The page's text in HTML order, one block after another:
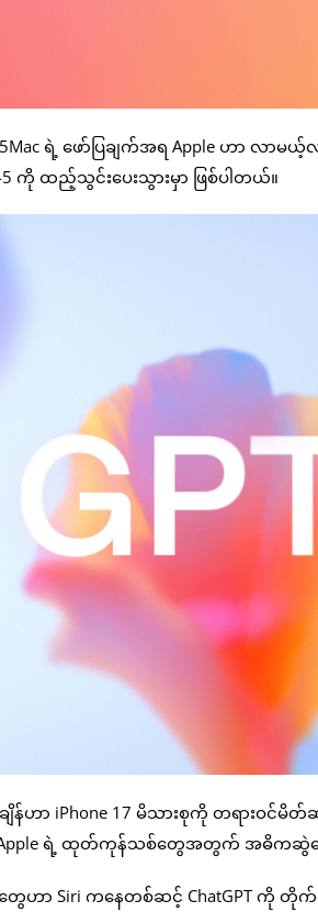
ဖော်ပြချက်အရ Apple ဟာ လာမယ့်လမှာ
5 ကို ထည့်သွင်းပေးသွားမှာ ဖြစ်ပါတယ်။
ျိန်ဟာ iPhone 17 မိသားစုကို တရားဝ
Apple ရဲ့ ထုတ်ကုန်သစ်တွေအတွက် အဓိကဆွဲဆ
သူတွေဟာ Siri ကနေတစ်ဆင့် ChatGPT ကို